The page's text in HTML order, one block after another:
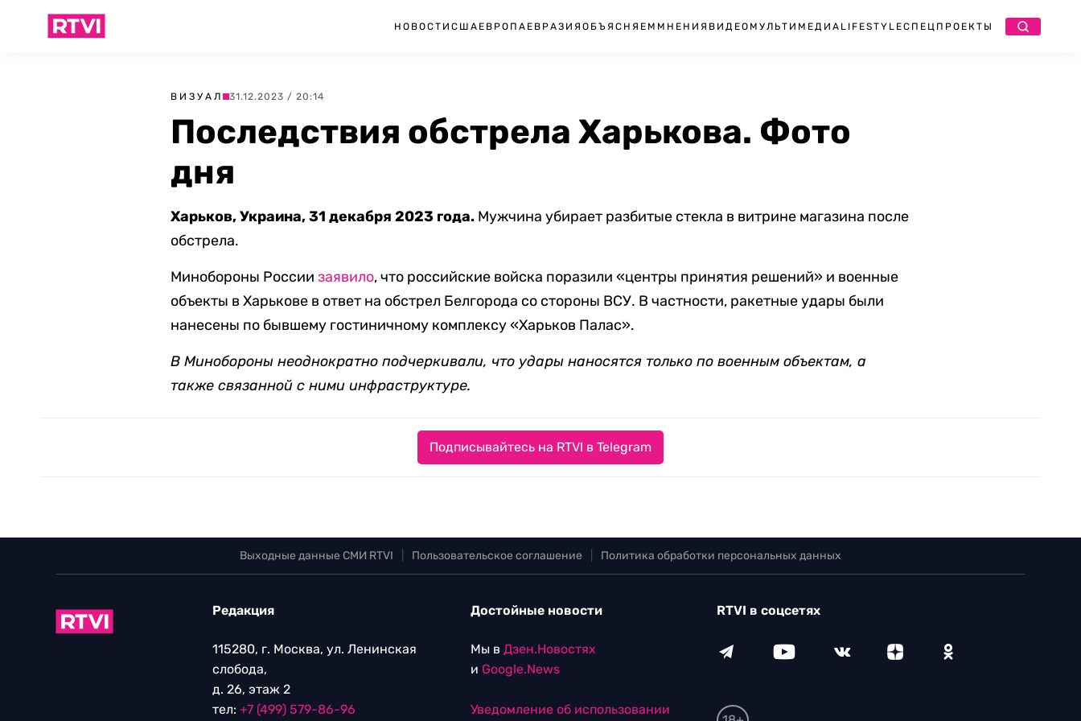
НОВОСТИ США ЕВРОПА ЕВРАЗИЯ ОБЪЯСНЯЕМ МНЕНИЯ ВИДЕО МУЛЬТИМЕДИА LIFESTYLEСПЕЦПРОЕКТЫ
ВИЗУАЛ 31.12.2023 / 20:14
Последствия обстрела Харькова. Фото
дня
Харьков, Украина, 31 декабря 2023 года. Мужчина убирает разбитые стекла в витрине магазина после
обстрела.
Минобороны России заявило, что российские войска поразили «центры принятия решений» и военные
объекты в Харькове в ответ на обстрел Белгорода со стороны ВСУ. В частности, ракетные удары были
нанесены по бывшему гостиничному комплексу «Харьков Палас».
В Минобороны неоднократно подчеркивали, что удары наносятся только по военным объектам, а
также связанной с ними инфраструктуре.
Подписывайтесь на RTVI в Telegram
Выходные данные СМИ RTVI Пользовательское соглашение Политика обработки персональных данных
Редакция
115280, г. Москва, ул. Ленинская
слобода,
д. 26, этаж 2
тел: +7 (499) 579-86-96
Достойные новости
Мы в Дзен.Новостях
и Google.News
Уведомление об использовании
RTVI в соцсетях